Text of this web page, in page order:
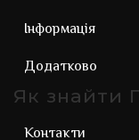
Інформація
Додатково
Як знайти
Контакти